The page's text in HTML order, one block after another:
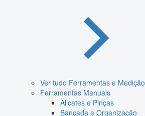
Ver tudo Ferramentas e Medição
Ferramentas Manuais
Alicates e Pinças
Bancada e Organização